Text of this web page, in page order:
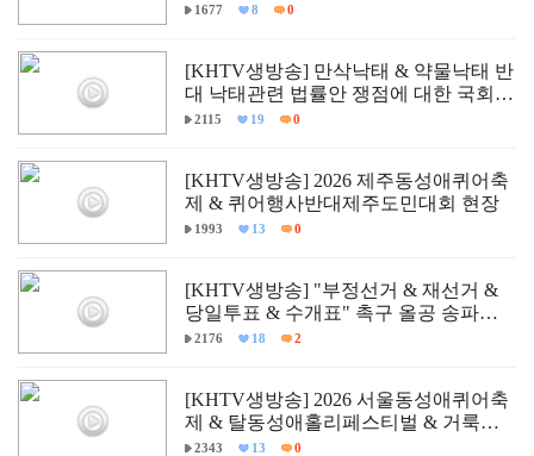
1677 8 0
[KHTV생방송] 만삭낙태 & 약물낙태 반
대 낙태관련 법률안 쟁점에 대한 국회
학술세미나
2115 19 0
[KHTV생방송] 2026 제주동성애퀴어축
제 & 퀴어행사반대제주도민대회 현장
1993 13 0
[KHTV생방송] "부정선거 & 재선거 &
당일투표 & 수개표" 촉구 올공 송파구
개표소 민주항쟁 현장
2176 18 2
[KHTV생방송] 2026 서울동성애퀴어축
제 & 탈동성애홀리페스티벌 & 거룩한
방파제통합국민대회 현장
2343 13 0